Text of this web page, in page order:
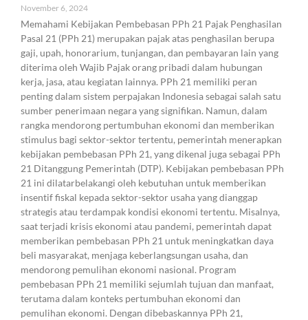
November 6, 2024
Memahami Kebijakan Pembebasan PPh 21 Pajak Penghasilan
Pasal 21 (PPh 21) merupakan pajak atas penghasilan berupa
gaji, upah, honorarium, tunjangan, dan pembayaran lain yang
diterima oleh Wajib Pajak orang pribadi dalam hubungan
kerja, jasa, atau kegiatan lainnya. PPh 21 memiliki peran
penting dalam sistem perpajakan Indonesia sebagai salah satu
sumber penerimaan negara yang signifikan. Namun, dalam
rangka mendorong pertumbuhan ekonomi dan memberikan
stimulus bagi sektor-sektor tertentu, pemerintah menerapkan
kebijakan pembebasan PPh 21, yang dikenal juga sebagai PPh
21 Ditanggung Pemerintah (DTP). Kebijakan pembebasan PPh
21 ini dilatarbelakangi oleh kebutuhan untuk memberikan
insentif fiskal kepada sektor-sektor usaha yang dianggap
strategis atau terdampak kondisi ekonomi tertentu. Misalnya,
saat terjadi krisis ekonomi atau pandemi, pemerintah dapat
memberikan pembebasan PPh 21 untuk meningkatkan daya
beli masyarakat, menjaga keberlangsungan usaha, dan
mendorong pemulihan ekonomi nasional. Program
pembebasan PPh 21 memiliki sejumlah tujuan dan manfaat,
terutama dalam konteks pertumbuhan ekonomi dan
pemulihan ekonomi. Dengan dibebaskannya PPh 21,